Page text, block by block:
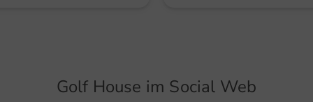
Golf House im Social Web